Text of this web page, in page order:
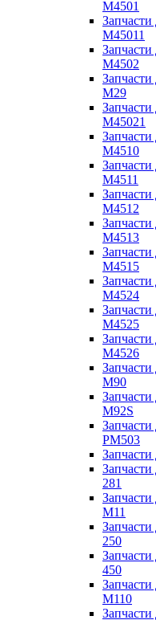
M4501
M45011
M4502
M29
M45021
M4510
M4511
M4512
M4513
M4515
M4524
M4525
M4526
M90
M92S
PM503
281
M11
250
450
M110